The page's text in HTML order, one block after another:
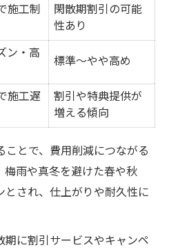
施工制
閑散期割引の可能
性あり
ン・高
標準～やや高め
施工遅
割引や特典提供が
増える傾向
とで、費用削減につながる
梅雨や真冬を避けた春や秋
され、仕上がりや耐久性に
期に割引サービスやキャンペ